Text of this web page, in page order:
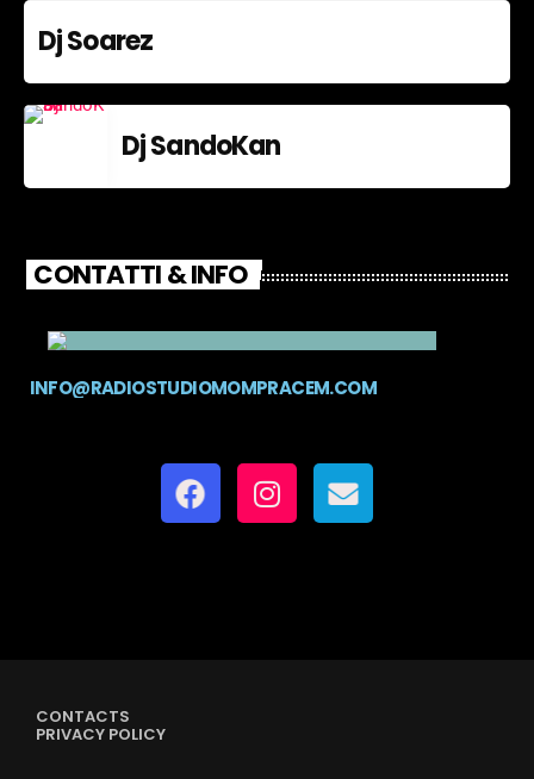
Dj Soarez
Dj SandoKan
CONTATTI & INFO
INFO@RADIOSTUDIOMOMPRACEM.COM
CONTACTS
PRIVACY POLICY